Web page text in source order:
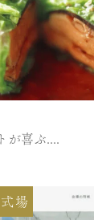
喜ぶ....
場